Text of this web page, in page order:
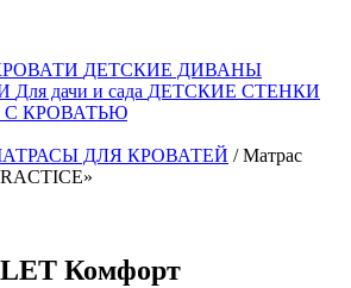
ДЕТСКИЕ ДИВАНЫ
Для дачи и сада ДЕТСКИЕ СТЕНКИ
С КРОВАТЬЮ
ДЛЯ КРОВАТЕЙ / Матрас
Комфорт